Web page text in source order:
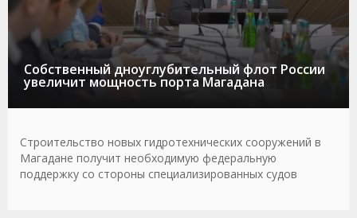
Собственный дноуглубительный флот России
увеличит мощность порта Магадана
Строительство новых гидротехнических сооружений в
Магадане получит необходимую федеральную
поддержку со стороны специализированных судов